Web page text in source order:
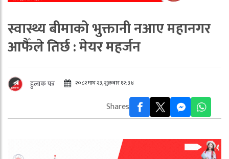
स्वास्थ्य बीमाको भुक्तानी नआए महानगर
आफैँले तिर्छ : मेयर महर्जन
हुलाक पत्र २०८२ माघ २३, शुक्रबार १२:३४
Shares